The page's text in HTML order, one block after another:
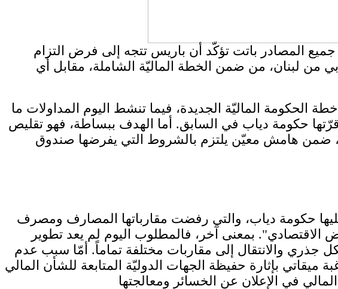
المصادر باتت تؤكّد أن باريس تتجه إلى فرض التزام
من لبنان، من ضمن الخطة الماليّة الشاملة، مقابل أي
الماليّة الجديدة، فيما تنشط اليوم المداولات ما
حكومة دياب في السابق. أما الهدف ببساطة، فهو تقليص
ضمن هامش معيّن يلتزم بالشروط التي يفرضها صندوق
حكومة دياب، والتي رفضت مقارباتها المصارف ومصرف
بمعنى آخر، فالمطلوب اليوم لم يعد تطوير
جذري والانتقال إلى مقاربات مختلفة تماماً. أمّا سبب عدم
ميقاتي بإثارة حفيظة الجهات الدوليّة المتابعة للشأن المالي